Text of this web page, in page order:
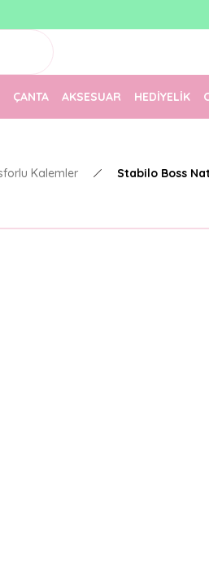
1500
ÇANTA AKSESUAR HEDİYELİK
Kalemler Stabilo Boss